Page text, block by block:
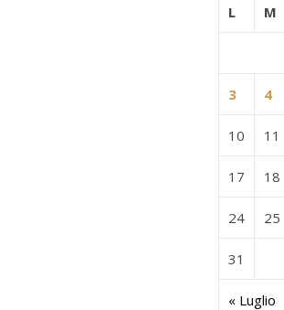
L M
« Luglio
3 4
10 11
17 18
24 25
31